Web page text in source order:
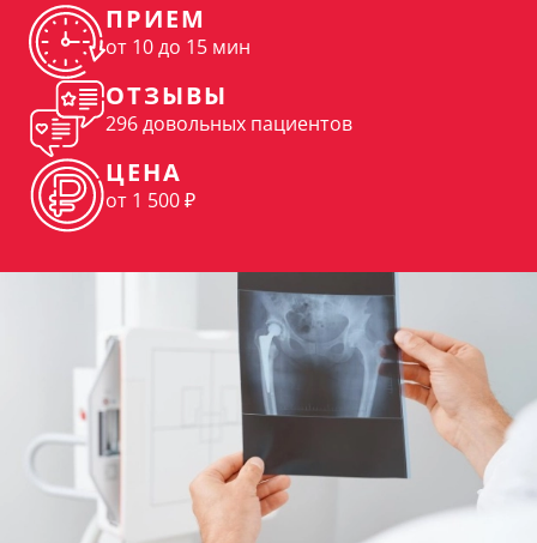
ПРИЕМ
от 10 до 15 мин
ОТЗЫВЫ
296 довольных пациентов
ЦЕНА
от 1 500 ₽